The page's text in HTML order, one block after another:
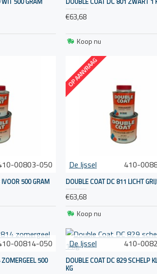
en ander zeeleven op de romp
nauwkeurig op te volgen en de juiste
afhankelijk van het type verf en de
€63,68
Koop nu
00803-050
500 GRAM
OP AANVRAAG
De Ijssel 410-
DOUBLE COAT DC 811 LICHT
€63,68
Koop nu
00814-050
500
De Ijssel 410-
DOUBLE COAT DC 829 SCHELP
KG